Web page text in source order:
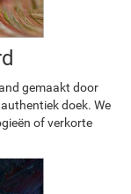
gemaakt door
doek. We
of verkorte